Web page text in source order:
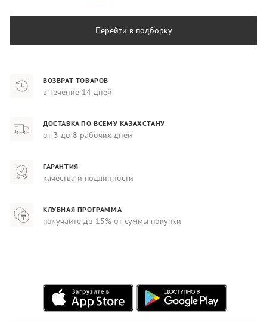
Перейти в подборку
ВОЗВРАТ ТОВАРОВ
в течение 14 дней
ДОСТАВКА ПО ВСЕМУ КАЗАХСТАНУ
от 3 до 8 рабочих дней
ГАРАНТИЯ
качества и подлинности
КЛУБНАЯ ПРОГРАММА
получайте до 15% от суммы покупки